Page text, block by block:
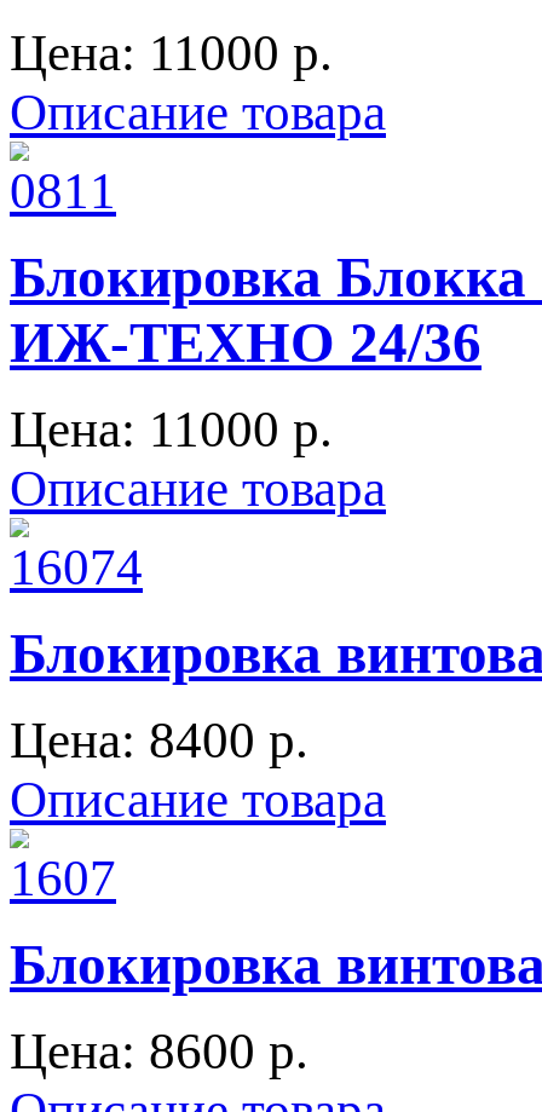
Цена: 11000 p.
Описание товара
Блокировка Блокка
ИЖ-ТЕХНО 24/36
Цена: 11000 p.
Описание товара
Блокировка
Цена: 8400 p.
Описание товара
Блокировка
Цена: 8600 p.